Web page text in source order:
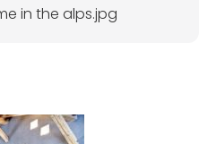
in the alps.jpg